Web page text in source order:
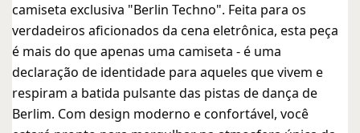
camiseta exclusiva "Berlin Techno". Feita para os
verdadeiros aficionados da cena eletrônica, esta peça
é mais do que apenas uma camiseta - é uma
declaração de identidade para aqueles que vivem e
respiram a batida pulsante das pistas de dança de
Berlim. Com design moderno e confortável, você